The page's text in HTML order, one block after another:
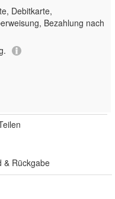
Debitkarte,
Bezahlung nach
& Rückgabe